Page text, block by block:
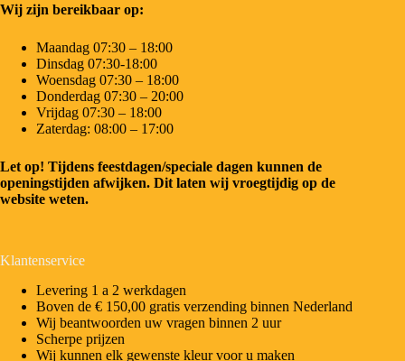
Wij zijn bereikbaar op:
Maandag 07:30 – 18:00
Dinsdag 07:30-18:00
Woensdag 07:30 – 18:00
Donderdag 07:30 – 20:00
Vrijdag 07:30 – 18:00
Zaterdag: 08:00 – 17:00
Let op! Tijdens feestdagen/speciale dagen kunnen de
openingstijden afwijken. Dit laten wij vroegtijdig op de
website weten.
Klantenservice
Levering 1 a 2 werkdagen
Boven de € 150,00 gratis verzending binnen Nederland
Wij beantwoorden uw vragen binnen 2 uur
Scherpe prijzen
Wij kunnen elk gewenste kleur voor u maken